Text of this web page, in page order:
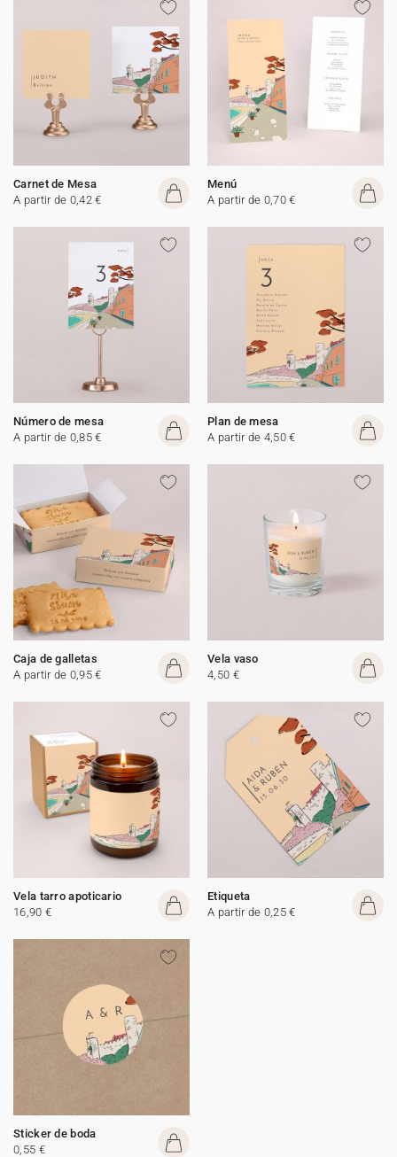
Carnet de Mesa
A partir de 0,42 €
Menú
A partir de 0,70 €
Número de mesa
A partir de 0,85 €
Plan de mesa
A partir de 4,50 €
Caja de galletas
A partir de 0,95 €
Vela vaso
4,50 €
Vela tarro apoticario
16,90 €
Etiqueta
A partir de 0,25 €
Sticker de boda
0,55 €